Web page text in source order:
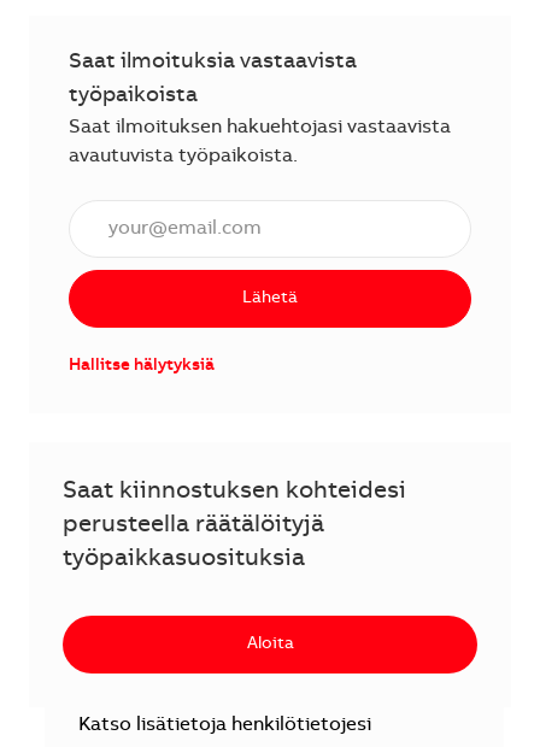
Saat ilmoituksia vastaavista
työpaikoista
Saat ilmoituksen hakuehtojasi vastaavista
avautuvista työpaikoista.
Lähetä
Hallitse hälytyksiä
Saat kiinnostuksen kohteidesi
perusteella räätälöityjä
työpaikkasuosituksia
Aloita
Katso lisätietoja henkilötietojesi